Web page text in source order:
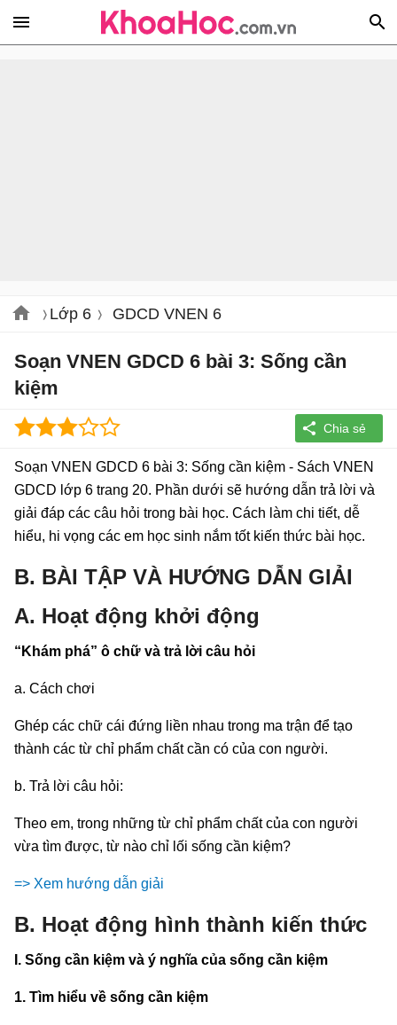
Lớp 6 GDCD VNEN 6
Soạn VNEN GDCD 6 bài 3: Sống cần
kiệm
Soạn VNEN GDCD 6 bài 3: Sống cần kiệm - Sách VNEN
GDCD lớp 6 trang 20. Phần dưới sẽ hướng dẫn trả lời và
giải đáp các câu hỏi trong bài học. Cách làm chi tiết, dễ
hiểu, hi vọng các em học sinh nắm tốt kiến thức bài học.
B. BÀI TẬP VÀ HƯỚNG DẪN GIẢI
A. Hoạt động khởi động
“Khám phá” ô chữ và trả lời câu hỏi
a. Cách chơi
Ghép các chữ cái đứng liền nhau trong ma trận để tạo
thành các từ chỉ phẩm chất cần có của con người.
b. Trả lời câu hỏi:
Theo em, trong những từ chỉ phẩm chất của con người
vừa tìm được, từ nào chỉ lối sống cần kiệm?
=> Xem hướng dẫn giải
B. Hoạt động hình thành kiến thức
I. Sống cần kiệm và ý nghĩa của sống cần kiệm
1. Tìm hiểu về sống cần kiệm